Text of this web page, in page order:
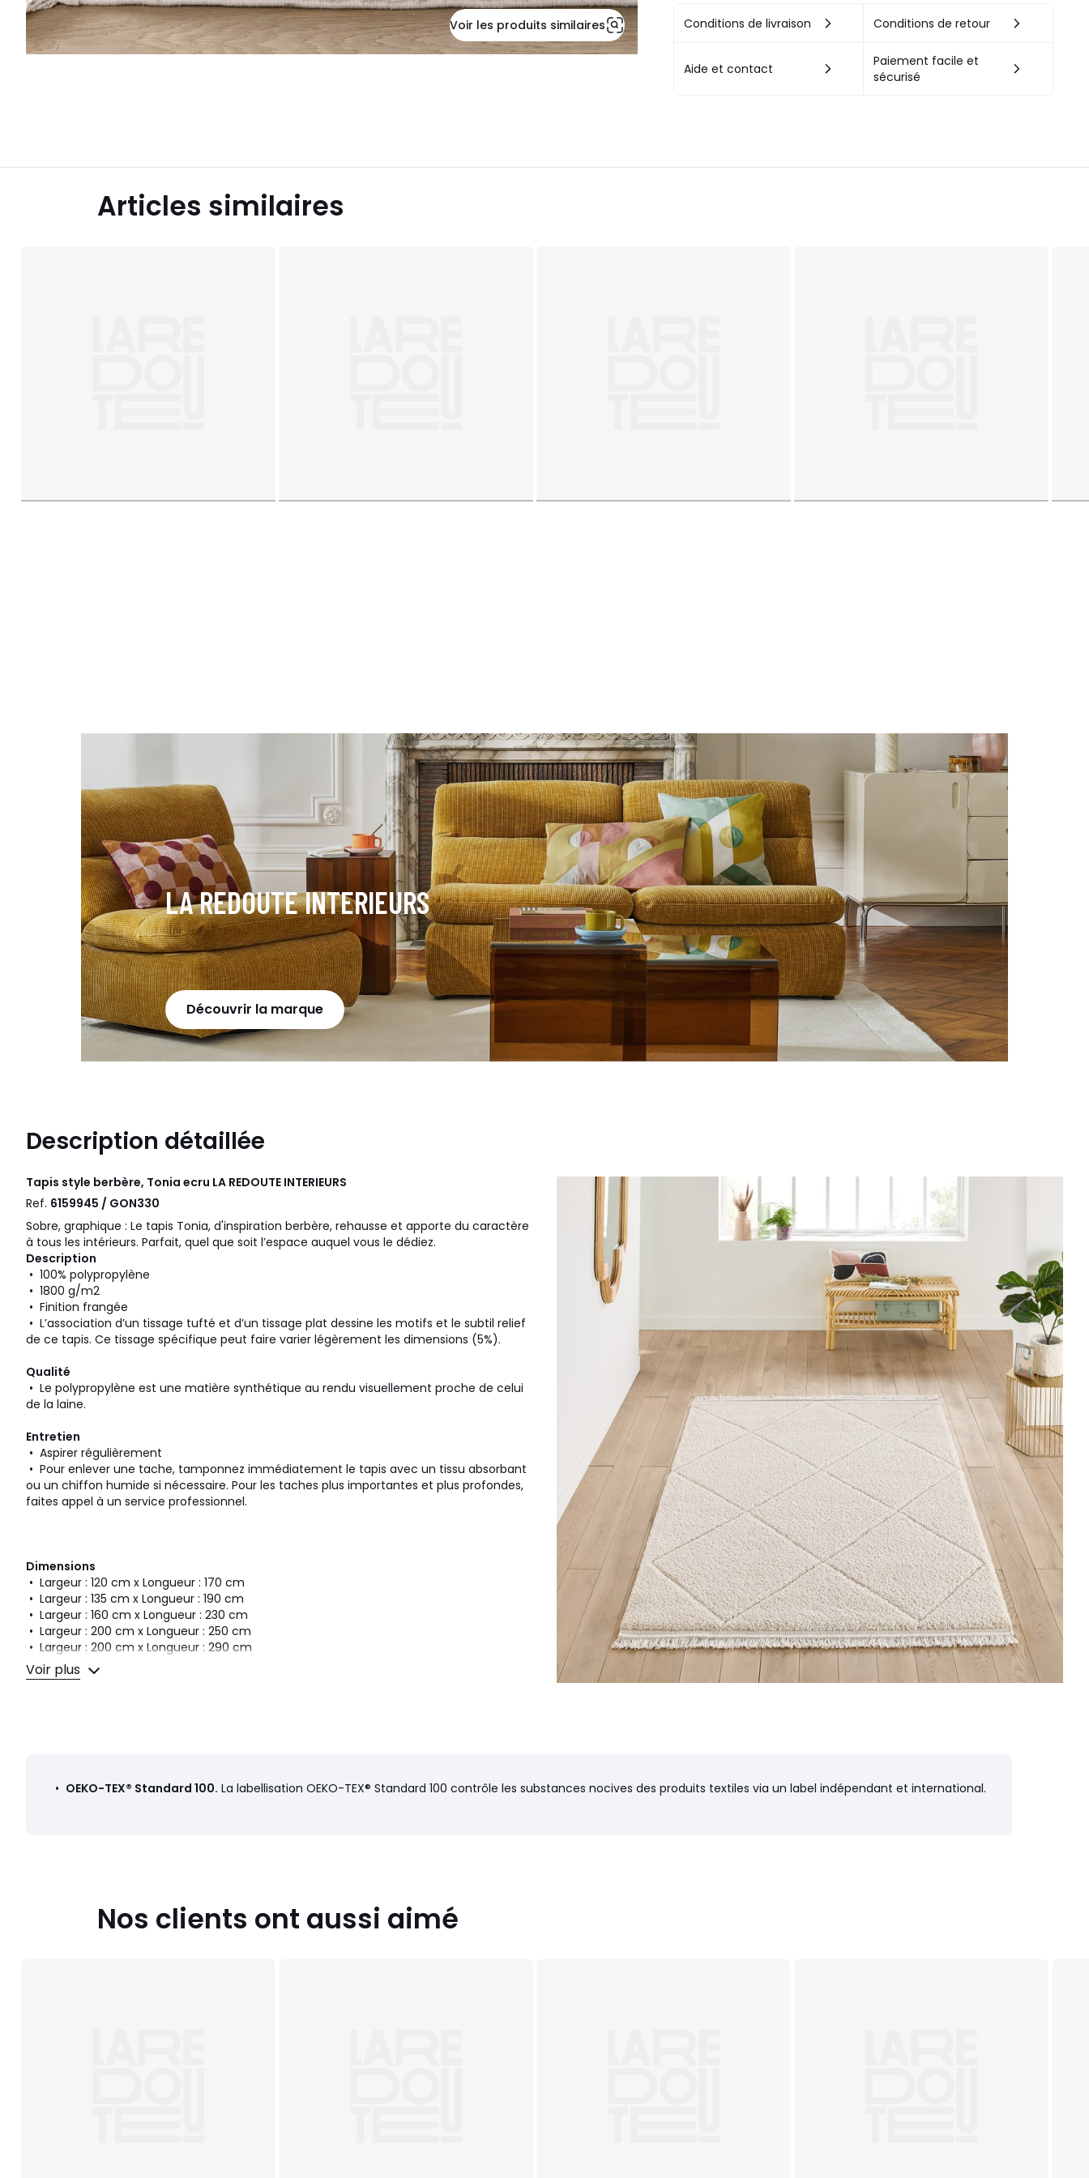
Voir les produits similaires Conditions de livraison Conditions de retour
Aide et contact
Paiement facile et
sécurisé
Articles similaires
LA REDOUTE INTERIEURS
Découvrir la marque
Description détaillée
Tapis style berbère, Tonia ecru LA REDOUTE INTERIEURS
Ref. 6159945 / GON330
Sobre, graphique : Le tapis Tonia, d'inspiration berbère, rehausse et apporte du caractère
à tous les intérieurs. Parfait, quel que soit l’espace auquel vous le dédiez.
Description
• 100% polypropylène
• 1800 g/m2
• Finition frangée
• L’association d’un tissage tufté et d’un tissage plat dessine les motifs et le subtil relief
de ce tapis. Ce tissage spécifique peut faire varier légèrement les dimensions (5%).
Qualité
• Le polypropylène est une matière synthétique au rendu visuellement proche de celui
de la laine.
Entretien
• Aspirer régulièrement
• Pour enlever une tache, tamponnez immédiatement le tapis avec un tissu absorbant
ou un chiffon humide si nécessaire. Pour les taches plus importantes et plus profondes,
faites appel à un service professionnel.
Dimensions
• Largeur : 120 cm x Longueur : 170 cm
• Largeur : 135 cm x Longueur : 190 cm
• Largeur : 160 cm x Longueur : 230 cm
• Largeur : 200 cm x Longueur : 250 cm
• Largeur : 200 cm x Longueur : 290 cm
• Epaisseur : 2,2 cm
Tailles 120 x 170 cm, 135 x 190 cm, 160 x 230 cm, 200 x 250 cm, 200 x 290 cm, 240 x 330
Voir plus
• OEKO-TEX® Standard 100. La labellisation OEKO-TEX® Standard 100 contrôle les substances nocives des produits textiles via un label indépendant et international.
Nos clients ont aussi aimé